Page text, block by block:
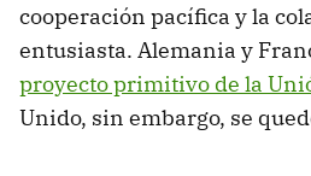
cooperación pacífica y la
entusiasta. Alemania y
proyecto primitivo de la
Unido, sin embargo, se